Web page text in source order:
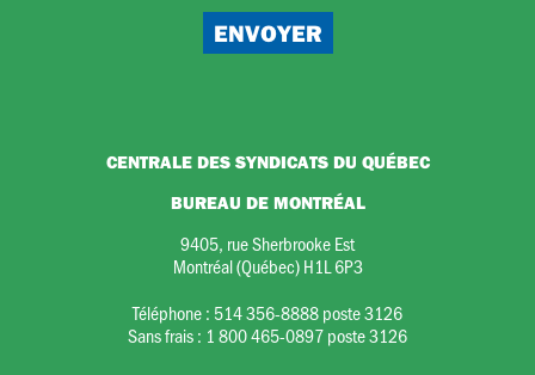
CENTRALE DES SYNDICATS DU QUÉBEC
BUREAU DE MONTRÉAL
9405, rue Sherbrooke Est
Montréal (Québec) H1L 6P3
Téléphone : 514 356-8888 poste 3126
Sans frais : 1 800 465-0897 poste 3126